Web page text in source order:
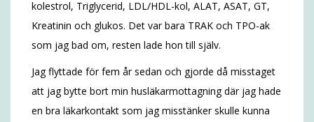
kolestrol, Triglycerid, LDL/HDL-kol, ALAT, ASAT, GT,
Kreatinin och glukos. Det var bara TRAK och TPO-ak
som jag bad om, resten lade hon till själv.
Jag flyttade för fem år sedan och gjorde då misstaget
att jag bytte bort min husläkarmottagning där jag hade
en bra läkarkontakt som jag misstänker skulle kunna